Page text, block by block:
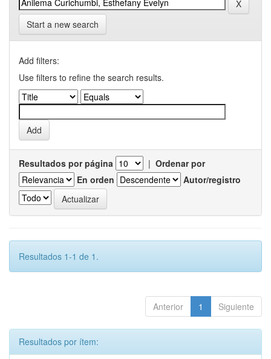
Start a new search
Add filters:
Use filters to refine the search results.
Resultados por página | Ordenar por
En orden
Autor/registro
Resultados 1-1 de 1.
Anterior 1 Siguiente
Resultados por ítem: